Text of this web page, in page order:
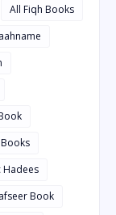
All Fiqh Books
Hadees
Book